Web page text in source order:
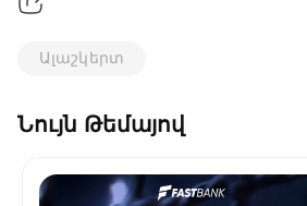
Ալաշկերտ
Նույն Թեմայով